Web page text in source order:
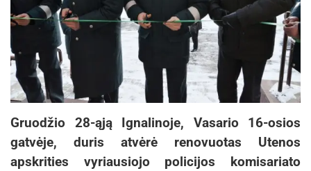
Gruodžio 28-ąją Ignalinoje, Vasario 16-osios
gatvėje, duris atvėrė renovuotas Utenos
apskrities vyriausiojo policijos komisariato